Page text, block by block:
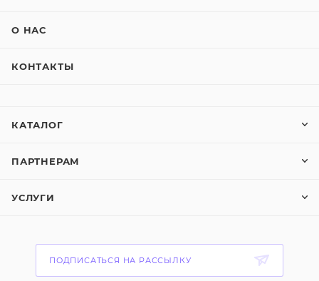
О НАС
КОНТАКТЫ
КАТАЛОГ
ПАРТНЕРАМ
УСЛУГИ
ПОДПИСАТЬСЯ НА РАССЫЛКУ